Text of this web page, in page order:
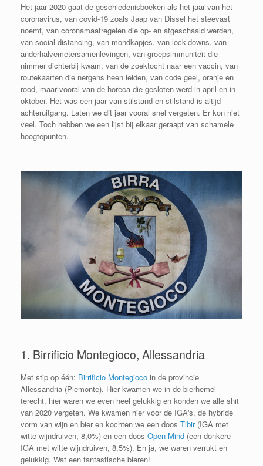
Het jaar 2020 gaat de geschiedenisboeken als het jaar van het
coronavirus, van covid-19 zoals Jaap van Dissel het steevast
noemt, van coronamaatregelen die op- en afgeschaald werden,
van social distancing, van mondkapjes, van lock-downs, van
anderhalvemetersamenlevingen, van groepsimmuniteit die
nimmer dichterbij kwam, van de zoektocht naar een vaccin, van
routekaarten die nergens heen leiden, van code geel, oranje en
rood, maar vooral van de horeca die gesloten werd in april en in
oktober. Het was een jaar van stilstand en stilstand is altijd
achteruitgang. Laten we dit jaar vooral snel vergeten. Er kon niet
veel. Toch hebben we een lijst bij elkaar geraapt van schamele
hoogtepunten.
1. Birrificio Montegioco, Allessandria
Met stip op één: Birrificio Montegioco in de provincie
Allessandria (Piemonte). Hier kwamen we in de bierhemel
terecht, hier waren we even heel gelukkig en konden we alle shit
van 2020 vergeten. We kwamen hier voor de IGA's, de hybride
vorm van wijn en bier en kochten we een doos Tibir(IGA met
witte wijndruiven, 8,0%) en een doos Open Mind (een donkere
IGA met witte wijndruiven, 8,5%). En ja, we waren verrukt en
gelukkig. Wat een fantastische bieren!